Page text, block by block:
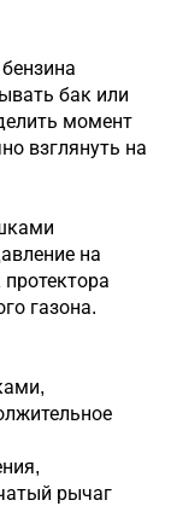
бак или
момент
взглянуть на
на
газона.
рычаг